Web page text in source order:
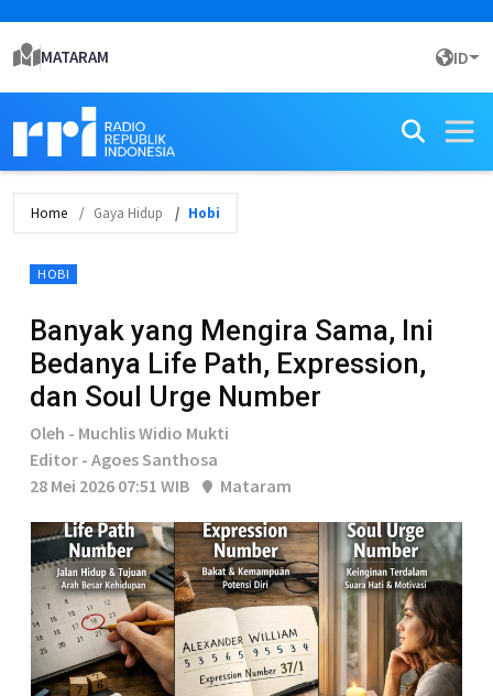
MATARAM ID
Home Gaya Hidup Hobi
HOBI
Banyak yang Mengira Sama, Ini
Bedanya Life Path, Expression,
dan Soul Urge Number
Oleh - Muchlis Widio Mukti
Editor - Agoes Santhosa
28 Mei 2026 07:51 WIB
Mataram